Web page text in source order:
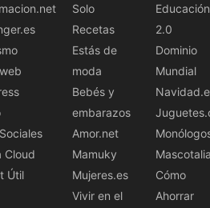
Cloud
Útil
Solo
Recetas
Estás de
moda
Bebés y
embarazos
Amor.net
Mamuky
Mujeres.es
Vivir en el
Educación
2.0
Dominio
Mundial
Cómo
Ahorrar